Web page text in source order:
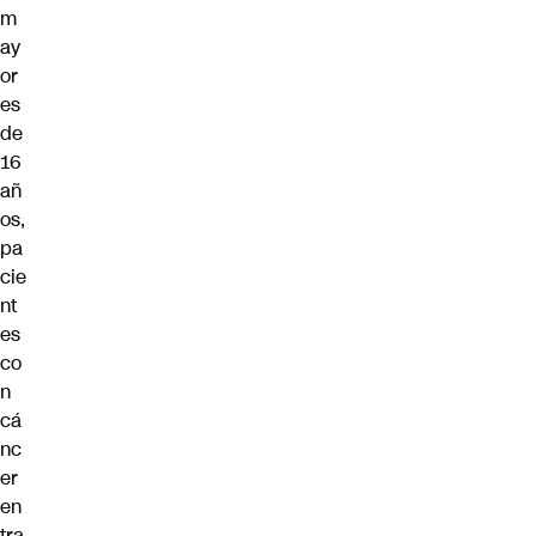
m
ay
or
es
de
16
añ
os,
pa
cie
nt
es
co
n
cá
nc
er
en